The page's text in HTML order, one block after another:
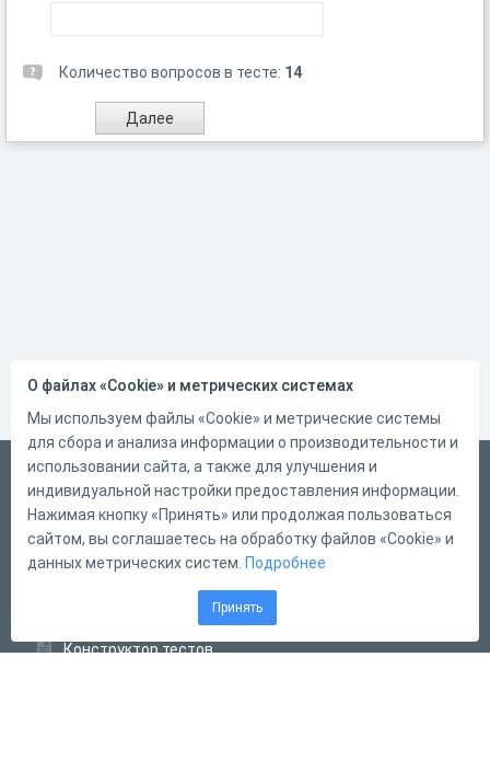
Количество вопросов в тесте: 14
Русский
Справка
Форма обратной связи
Конструктор тестов
О файлах «Cookie» и метрических системах
Мы используем файлы «Cookie» и метрические системы
для сбора и анализа информации о производительности и
использовании сайта, а также для улучшения и
индивидуальной настройки предоставления информации.
Нажимая кнопку «Принять» или продолжая пользоваться
сайтом, вы соглашаетесь на обработку файлов «Cookie» и
данных метрических систем. Подробнее
Принять